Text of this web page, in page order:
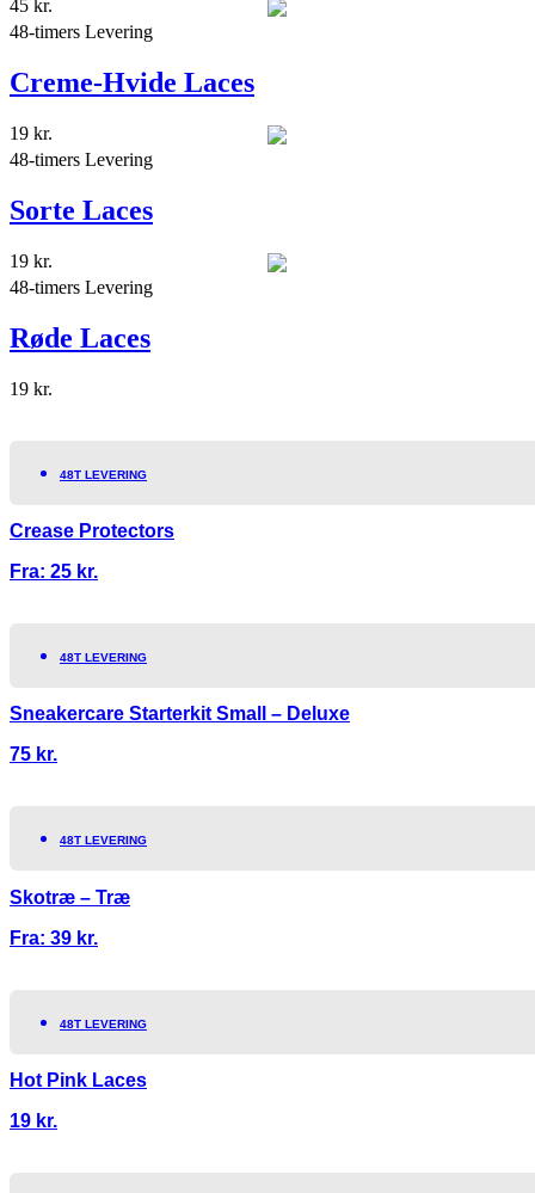
45 kr.
48-timers Levering
Creme-Hvide Laces
19 kr.
48-timers Levering
Sorte Laces
19 kr.
48-timers Levering
Røde Laces
19 kr.
48T LEVERING
Crease Protectors
Fra: 25 kr.
48T LEVERING
Sneakercare Starterkit Small – Deluxe
75 kr.
48T LEVERING
Skotræ – Træ
Fra: 39 kr.
48T LEVERING
Hot Pink Laces
19 kr.